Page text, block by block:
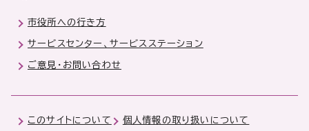
市役所への行き方
サービスセンター、サービスステーション
ご意見・お問い合わせ
このサイトについて 個人情報の取り扱いについて